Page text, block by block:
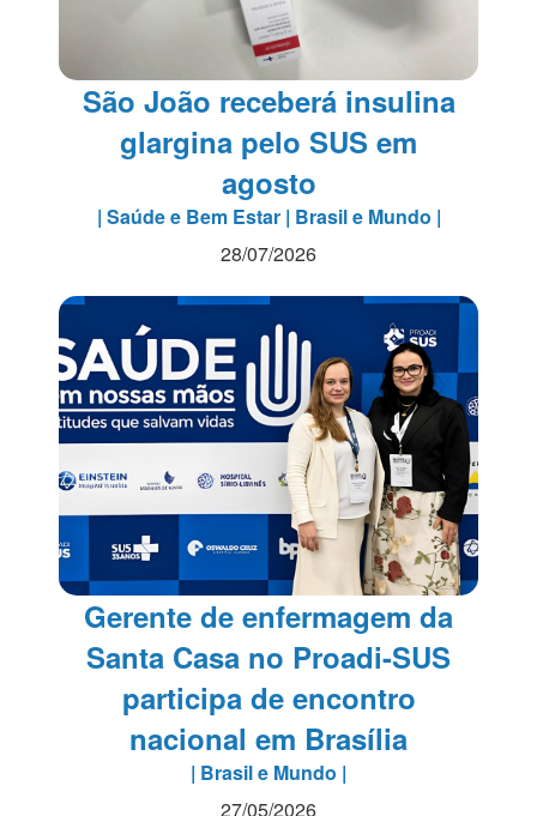
São João receberá insulina
glargina pelo SUS em
agosto
| Saúde e Bem Estar | Brasil e Mundo |
28/07/2026
Gerente de enfermagem da
Santa Casa no Proadi-SUS
participa de encontro
nacional em Brasília
| Brasil e Mundo |
27/05/2026